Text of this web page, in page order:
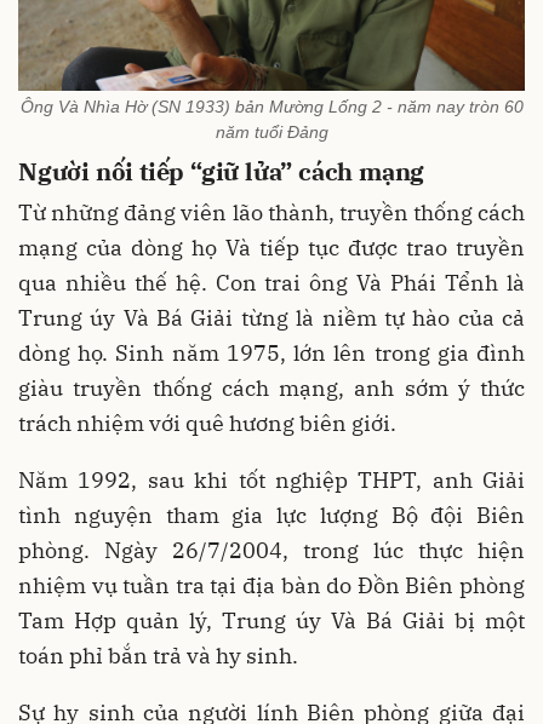
Ông Và Nhìa Hờ (SN 1933) bản Mường Lống 2 - năm nay tròn 60
năm tuổi Đảng
Người nối tiếp “giữ lửa” cách mạng
Từ những đảng viên lão thành, truyền thống cách
mạng của dòng họ Và tiếp tục được trao truyền
qua nhiều thế hệ. Con trai ông Và Phái Tểnh là
Trung úy Và Bá Giải từng là niềm tự hào của cả
dòng họ. Sinh năm 1975, lớn lên trong gia đình
giàu truyền thống cách mạng, anh sớm ý thức
trách nhiệm với quê hương biên giới.
Năm 1992, sau khi tốt nghiệp THPT, anh Giải
tình nguyện tham gia lực lượng Bộ đội Biên
phòng. Ngày 26/7/2004, trong lúc thực hiện
nhiệm vụ tuần tra tại địa bàn do Đồn Biên phòng
Tam Hợp quản lý, Trung úy Và Bá Giải bị một
toán phỉ bắn trả và hy sinh.
Sự hy sinh của người lính Biên phòng giữa đại